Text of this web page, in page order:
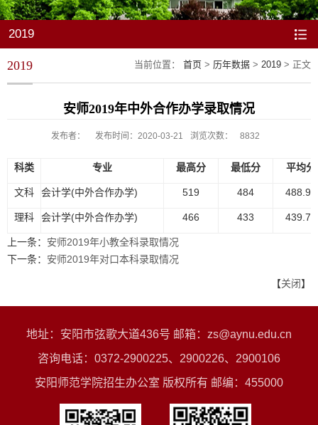
2019
当前位置： 首页 > 历年数据 > 2019 > 正文
2019
安师2019年中外合作办学录取情况
发布者： 发布时间：2020-03-21 浏览次数： 8832
科类 专业 最高分 最低分 平均分
文科 会计学(中外合作办学) 519 484 488.96
理科 会计学(中外合作办学) 466 433 439.75
上一条： 安师2019年小教全科录取情况
下一条： 安师2019年对口本科录取情况
【关闭】
地址：安阳市弦歌大道436号 邮箱：zs@aynu.edu.cn
咨询电话：0372-2900225、2900226、2900106
安阳师范学院招生办公室 版权所有 邮编：455000